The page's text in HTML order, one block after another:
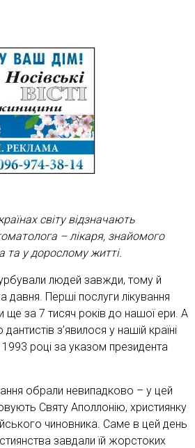
світу відзначають
– лікаря, знайомого
та у дорослому житті.
людей завжди, тому й
давня. Перші послуги лікування
ще за 7 тисяч років до нашої ери. А
з’явилося у нашій країні
році за указом президента
обрали невипадково – у цей
Святу Аполлонію, християнку
чиновника. Саме в цей день
завдали їй жорстоких